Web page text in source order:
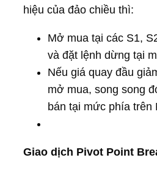
hiệu của đảo chiều thì:
Mở mua tại các S1,
và đặt lệnh dừng tại
Nếu giá quay đầu
mở mua, song song
bán tại mức phía trên
Giao dịch Pivot Point